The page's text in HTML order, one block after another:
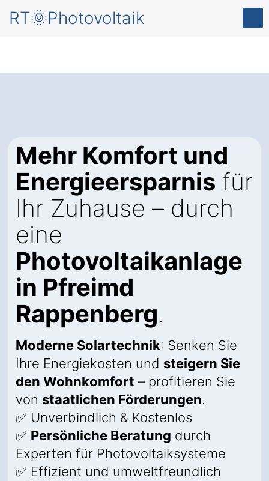
RT🌞Photovoltaik
Mehr Komfort und
Energieersparnis für
Ihr Zuhause – durch
eine
Photovoltaikanlage
in Pfreimd
Rappenberg.
Moderne Solartechnik: Senken Sie
Ihre Energiekosten und steigern Sie
den Wohnkomfort – profitieren Sie
von staatlichen Förderungen.
✅ Unverbindlich & Kostenlos
✅ Persönliche Beratung durch
Experten für Photovoltaiksysteme
✅ Effizient und umweltfreundlich